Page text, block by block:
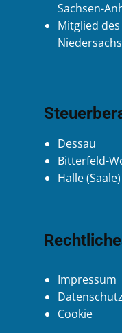
Sachsen-
Mitglied
Dessau
Bitterfeld-
Halle (Saale)
Impressum
Cookie